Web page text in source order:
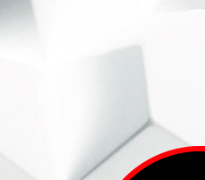
ВИННЫЙ СКЛАД